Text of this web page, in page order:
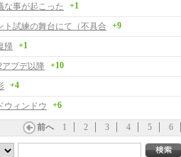
な事が起こった
+1
ト試練の舞台にて（不具合
+9
帰 +1
アプデ以降 +10
+4
ウィンドウ
+6
前へ 1 2 3 4 5 6